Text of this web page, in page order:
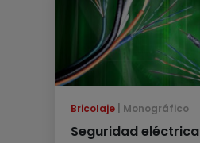
Bricolaje Monográfico
Seguridad eléctrica